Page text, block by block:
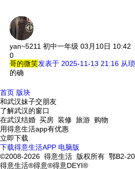
yan~5211 初中一年级 03月10日 10:42
0
哥的微笑发表于 2025-11-13 21:16 从
的确
首页 版块
和武汉妹子交朋友
了解武汉的窗口
在武汉结婚 买房 装修 旅游 购物
用得意生活app有优惠
立即下载
下载得意生活APP 电脑版
©2008-2026 得意生活 版权所有 鄂B2-
得意生活®得意®得意DEYI®